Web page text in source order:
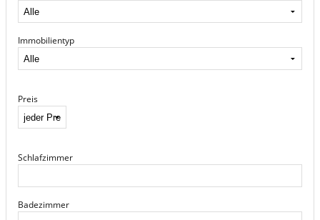
Immobilientyp
Preis
Schlafzimmer
Badezimmer